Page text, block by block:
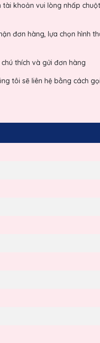
khoản vui lòng nhấp
đơn hàng, lựa chọn hình
thích và gửi đơn hàng
tôi sẽ liên hệ bằng cách